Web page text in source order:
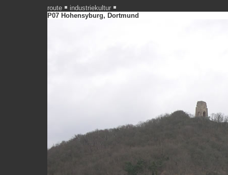
route
industriekultur
P07 Hohensyburg, Dortmund